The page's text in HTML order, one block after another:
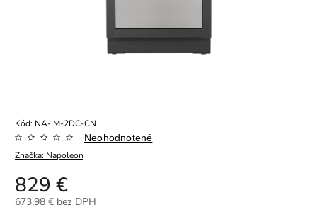
Kód: NA-IM-2DC-CN
Značka: Napoleon
Neohodnotené
829 €
673,98 € bez DPH